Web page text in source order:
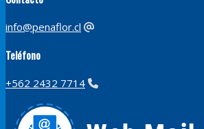
info@penaflor.cl
Teléfono
+562 2432 7714